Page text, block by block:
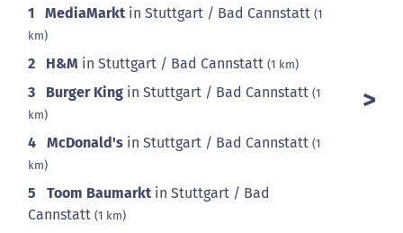
1 MediaMarkt in Stuttgart / Bad Cannstatt (1
km)
2 H&M in Stuttgart / Bad Cannstatt (1 km)
3 Burger King in Stuttgart / Bad Cannstatt (1
km)
4 McDonald's in Stuttgart / Bad Cannstatt (1
km)
5 Toom Baumarkt in Stuttgart / Bad
Cannstatt (1 km)